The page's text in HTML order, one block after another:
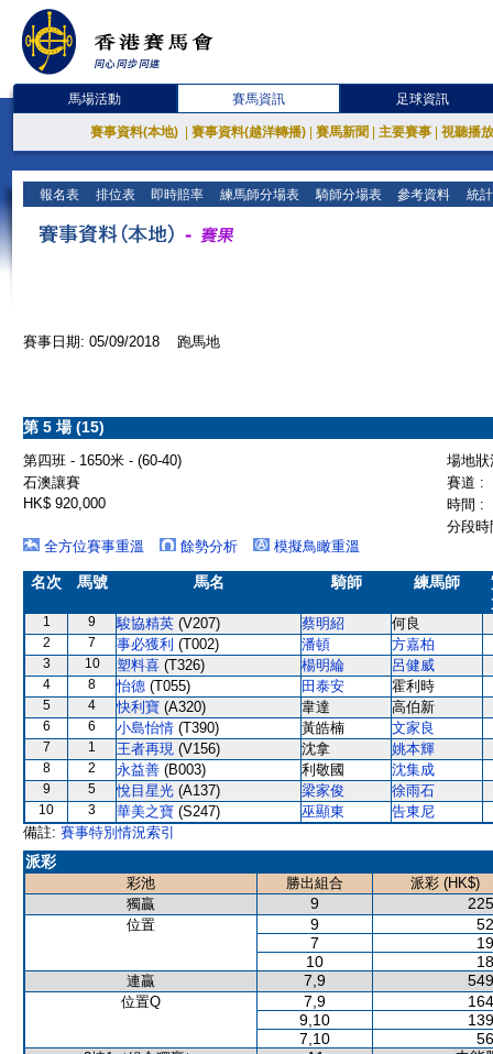
馬場活動 賽馬資訊 足球資訊
賽事資料(本地) 賽事資料(越洋轉播) 賽馬新聞 主要賽事 視聽播
報名表 排位表 即時賠率 練馬師分場表 騎師分場表 參考資料 統
賽事日期: 05/09/2018 跑馬地
第 5 場 (15)
第四班 - 1650米 - (60-40)
場地
石澳讓賽
賽道 :
HK$ 920,000
時間 :
分段
全方位賽事重溫
餘勢分析 模擬鳥瞰重溫
名次 馬號 馬名 騎師 練馬師
1 9 駿協精英 (V207) 蔡明紹 何良
2 7 事必獲利 (T002) 潘頓 方嘉柏
3 10 塑料喜 (T326) 楊明綸 呂健威
4 8 怡德 (T055) 田泰安 霍利時
5 4 快利寶 (A320) 韋達 高伯新
6 6 小島怡情 (T390) 黃皓楠 文家良
7 1 王者再現 (V156) 沈拿 姚本輝
8 2 永益善 (B003) 利敬國 沈集成
9 5 悅目星光 (A137) 梁家俊 徐雨石
10 3 華美之寶 (S247) 巫顯東
告東尼
備註: 賽事特別情況索引
派彩
彩池 勝出組合
派彩 (HK$)
獨贏
9
位置 9
7
10
連贏 7,9
位置Q 7,9
9,10
7,10